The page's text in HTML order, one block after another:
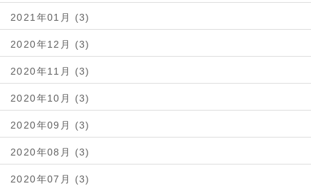
2021年01月 (3)
2020年12月 (3)
2020年11月 (3)
2020年10月 (3)
2020年09月 (3)
2020年08月 (3)
2020年07月 (3)